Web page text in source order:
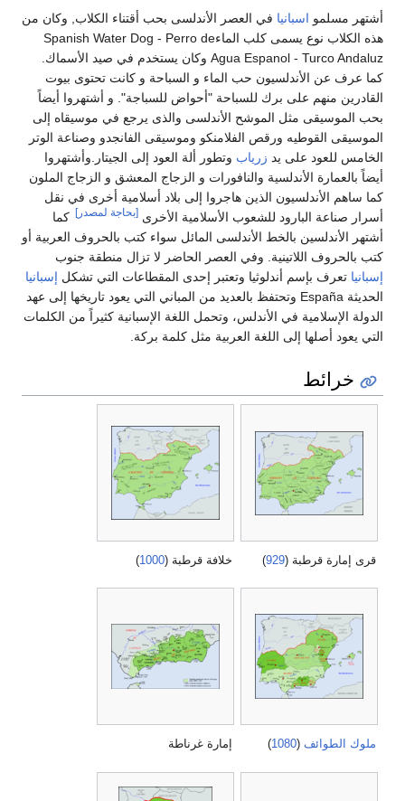
أشتهر مسلمو اسبانيا في العصر الأندلسى بحب أقتناء الكلاب, وكان من
هذه الكلاب نوع يسمى كلب الماءSpanish Water Dog - Perro de
Agua Espanol - Turco Andaluz وكان يستخدم في صيد الأسماك.
كما عرف عن الأندلسيون حب الماء و السباحة و كانت تحتوى بيوت
القادرين منهم على برك للسباحة "أحواض للسباجة". و أشتهروا أيضاً
بحب الموسيقى مثل الموشح الأندلسى والذى يرجع في موسيقاه إلى
الموسيقى القوطيه ورقص الفلامنكو وموسيقى الفانجدو وصناعة الوتر
الخامس للعود على يد زرياب وتطور ألة العود إلى الجيتار.وأشتهروا
أيضاً بالعمارة الأندلسية والنافورات و الزجاج المعشق و الزجاج الملون
كما ساهم الأندلسيون الذين هاجروا إلى بلاد أسلامية أخرى في نقل
أسرار صناعة البارود للشعوب الأسلامية الأخرى [بحاجة لمصدر] كما
أشتهر الأندلسين بالخط الأندلسى المائل سواء كتب بالحروف العربية أو
كتب بالحروف اللاتينية. وفي العصر الحاضر لا تزال منطقة جنوب
إسبانيا تعرف بإسم أندلوثيا وتعتبر إحدى المقطاعات التي تشكل إسبانيا
الحديثة España وتحتفظ بالعديد من المباني التي يعود تاريخها إلى عهد
الدولة الإسلامية في الأندلس، وتحمل اللغة الإسبانية كثيراً من الكلمات
التي يعود أصلها إلى اللغة العربية مثل كلمة بركة.
خرائط
قرى إمارة قرطبة (929
) خلافة قرطبة (1000
)
ملوك الطوائف (
1080
) إمارة غرناطة